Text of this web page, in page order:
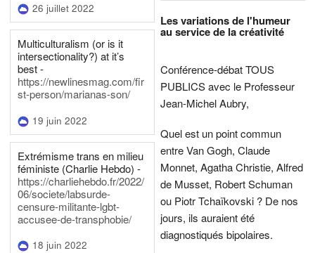
26 juillet 2022
Multiculturalism (or is it
intersectionality?) at it’s
best -
https://newlinesmag.com/fir
st-person/marianas-son/
19 juin 2022
Extrémisme trans en milieu
féministe (Charlie Hebdo) -
https://charliehebdo.fr/2022/
06/societe/labsurde-
censure-militante-lgbt-
accusee-de-transphobie/
18 juin 2022
Les variations de l'humeur
au service de la créativité
Conférence-débat TOUS
PUBLICS avec le Professeur
Jean-Michel Aubry,
Quel est un point commun
entre Van Gogh, Claude
Monnet, Agatha Christie, Alfred
de Musset, Robert Schuman
ou Piotr Tchaïkovski ? De nos
jours, ils auraient été
diagnostiqués bipolaires.